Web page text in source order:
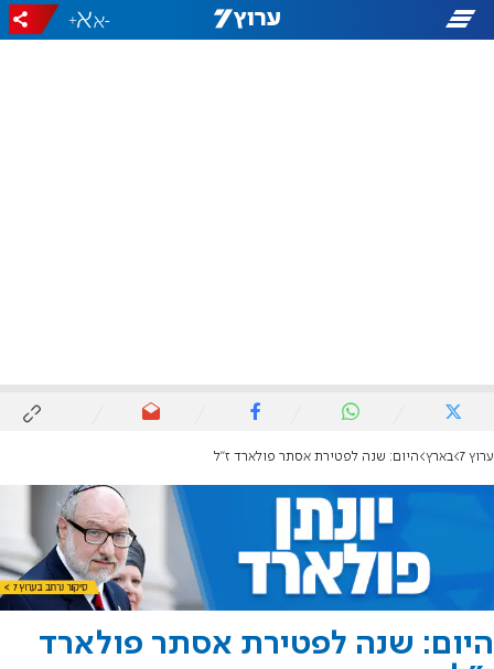
-
+
ערוץ 7 בארץ היום: שנה לפטירת אסתר פולארד ז"ל
היום: שנה לפטירת אסתר פולארד